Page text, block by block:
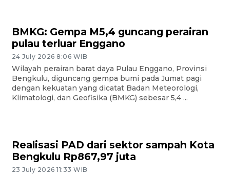
BMKG: Gempa M5,4 guncang perairan
pulau terluar Enggano
24 July 2026 8:06 WIB
Wilayah perairan barat daya Pulau Enggano, Provinsi
Bengkulu, diguncang gempa bumi pada Jumat pagi
dengan kekuatan yang dicatat Badan Meteorologi,
Klimatologi, dan Geofisika (BMKG) sebesar 5,4 ...
Realisasi PAD dari sektor sampah Kota
Bengkulu Rp867,97 juta
23 July 2026 11:33 WIB